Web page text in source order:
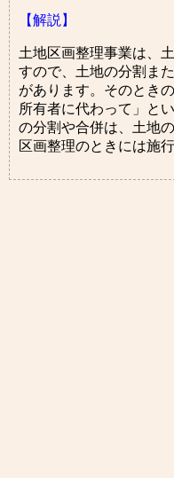
【解説】
土地区画整理事業は、
すので、土地の分割ま
があります。そのとき
所有者に代わって」と
の分割や合併は、土地
区画整理のときには施